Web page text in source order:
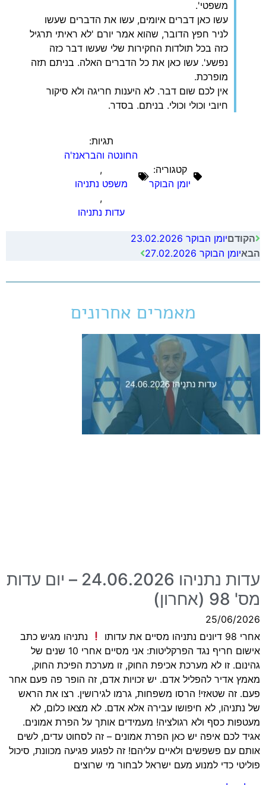
משפטי'.
עשו כאן דברים איומים, עשו את הדברים שעשו
לניר חפץ הדובר, שהוא אמר יורם 'לא ראיתי תרגיל
כזה בכל תולדות החקירות שלי שעשו דבר כזה
נפשע'. עשו כאן את כל הדברים האלה. בניתם תזה
מופרכת.
אין לכם שום דבר. לא היענות חריגה ולא סיקור
חיובי וכולי וכולי. בניתם. בסדר.
קטגוריה:
יומן הבוקר
תגיות:
החונטה והבראנז'ה
,
משפט נתניהו
,
עדות נתניהו
הקודםיומן הבוקר 23.02.2026
הבאיומן הבוקר 27.02.2026
מאמרים אחרונים
עדות נתניהו 24.06.2026 – יום עדות
מס' 98 (אחרון)
25/06/2026
אחרי 98 דיונים נתניהו מסיים את עדותו
נתניהו מגיש כתב
אישום חריף נגד הפרקליטות: אני מסיים אחרי 10 שנים של
גהינום. זו לא מערכת אכיפת החוק, זו מערכת הפיכת החוק,
מאמץ אדיר להפליל אדם. יש זכויות אדם, זה הופר פה פעם אחר
פעם. זה שטאזי! הרסו משפחות, גרמו לגירושין. רצו את הראש
של נתניהו, לא חיפושו עבירה אלא אדם. לא מצאו כלום, לא
מעטפות כסף ולא רגולציה! מעמידים אותך על הפרת אמונים.
אגיד לכם איפה יש כאן הפרת אמונים – זה לסחוט עדים, לשים
אותם עם פשפשים ולאיים עליהם! זה לפגוע פגיעה מכוונת, סיכול
פוליטי כדי למנוע מעם ישראל לבחור מי שרוצים